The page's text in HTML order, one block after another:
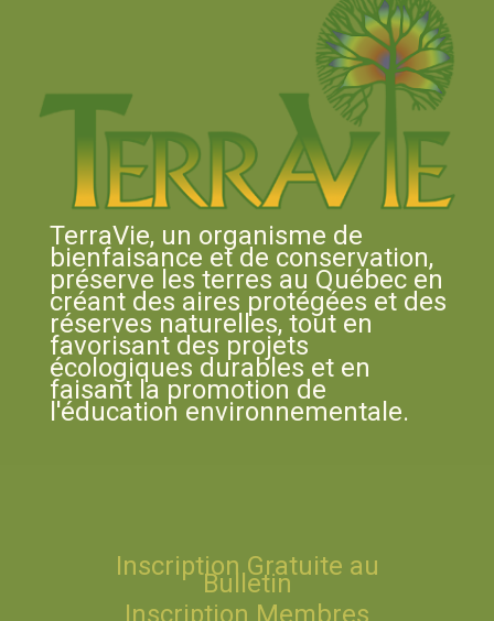
TerraVie, un organisme de
bienfaisance et de conservation,
préserve les terres au Québec en
créant des aires protégées et des
réserves naturelles, tout en
favorisant des projets
écologiques durables et en
faisant la promotion de
l'éducation environnementale.
Inscription Gratuite au
Bulletin
Inscription Membres